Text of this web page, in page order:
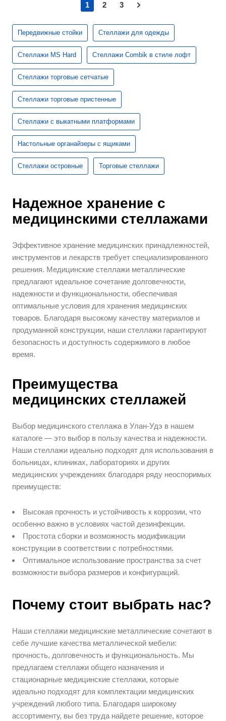
1 2 3
Передвижные стойки Стеллажи для одежды
Стеллажи MS Hard Стеллажи Combik в стиле лофт
Стеллажи торговые сетчатые
Стеллажи торговые пристенные
Стеллажи с выкатными платформами
Настольные органайзеры с ящиками
Стеллажи островные Торговые стеллажи
Надежное хранение с
медицинскими стеллажами
Эффективное хранение медицинских принадлежностей,
инструментов и лекарств требует специализированного
решения. Медицинские стеллажи металлические
предлагают идеальное сочетание долговечности,
надежности и функциональности, обеспечивая
оптимальные условия для хранения медицинских
товаров. Благодаря высокому качеству материалов и
продуманной конструкции, наши стеллажи гарантируют
безопасность и доступность содержимого в любое
время.
Преимущества
медицинских стеллажей
Выбор медицинского стеллажа в Улан-Удэ в нашем
каталоге — это выбор в пользу качества и надежности.
Наши стеллажи идеально подходят для использования в
больницах, клиниках, лабораториях и других
медицинских учреждениях благодаря ряду неоспоримых
преимуществ:
Высокая прочность и устойчивость к коррозии, что
особенно важно в условиях частой дезинфекции.
Простота сборки и возможность модификации
конструкции в соответствии с потребностями.
Оптимальное использование пространства за счет
возможности выбора размеров и конфигураций.
Почему стоит выбрать нас?
Наши стеллажи медицинские металлические сочетают в
себе лучшие качества металлической мебели:
прочность, долговечность и функциональность. Мы
предлагаем стеллажи общего назначения и
стационарные медицинские стеллажи, которые
идеально подходят для комплектации медицинских
учреждений любого типа. Благодаря широкому
ассортименту, вы без труда найдете решение, которое